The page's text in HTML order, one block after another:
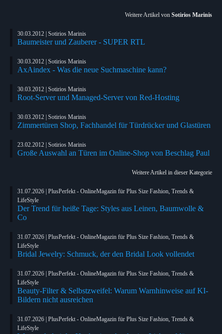
Weitere Artikel von Sotirios Marinis
30.03.2012 | Sotirios Marinis
Baumeister und Zauberer - SUPER RTL
30.03.2012 | Sotirios Marinis
AxAindex - Was die neue Suchmaschine kann?
30.03.2012 | Sotirios Marinis
Root-Server und Managed-Server von Red-Hosting
30.03.2012 | Sotirios Marinis
Zimmertüren Shop, Fachhandel für Türdrücker und Glastüren
23.02.2012 | Sotirios Marinis
Große Auswahl an Türen im Online-Shop von Beschlag Paul
Weitere Artikel in dieser Kategorie
31.07.2026 | PlusPerfekt - OnlineMagazin für Plus Size Fashion, Trends &
LifeStyle
Der Trend für heiße Tage: Styles aus Leinen, Baumwolle &
Co
31.07.2026 | PlusPerfekt - OnlineMagazin für Plus Size Fashion, Trends &
LifeStyle
Bridal Jewelry: Schmuck, der den Bridal Look vollendet
31.07.2026 | PlusPerfekt - OnlineMagazin für Plus Size Fashion, Trends &
LifeStyle
Beauty-Filter & Selbstzweifel: Warum Warnhinweise auf KI-
Bildern nicht ausreichen
31.07.2026 | PlusPerfekt - OnlineMagazin für Plus Size Fashion, Trends &
LifeStyle